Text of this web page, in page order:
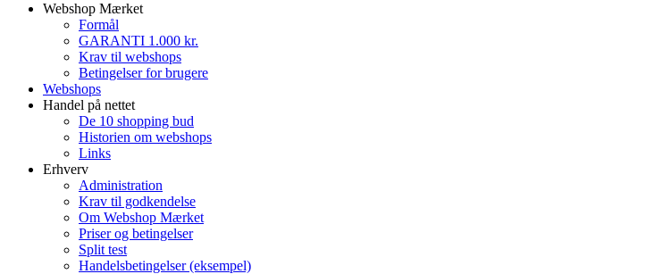
Webshop Mærket
Formål
GARANTI 1.000 kr.
Krav til webshops
Betingelser for brugere
Webshops
Handel på nettet
De 10 shopping bud
Historien om webshops
Links
Erhverv
Administration
Krav til godkendelse
Om Webshop Mærket
Priser og betingelser
Split test
Handelsbetingelser (eksempel)